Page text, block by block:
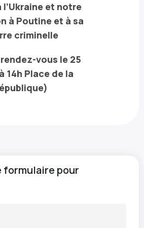
l’Ukraine et notre
à Poutine et à sa
criminelle
vous le 25
14h Place de la
formulaire pour